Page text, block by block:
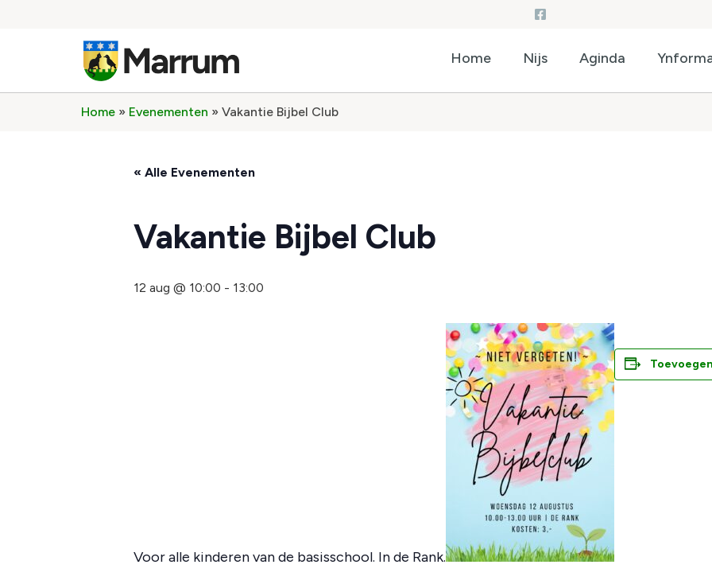
Home Nijs Aginda
Home » Evenementen » Vakantie Bijbel Club
« Alle Evenementen
Vakantie Bijbel Club
12 aug @ 10:00 - 13:00
Voor alle kinderen van de basisschool. In de Rank.